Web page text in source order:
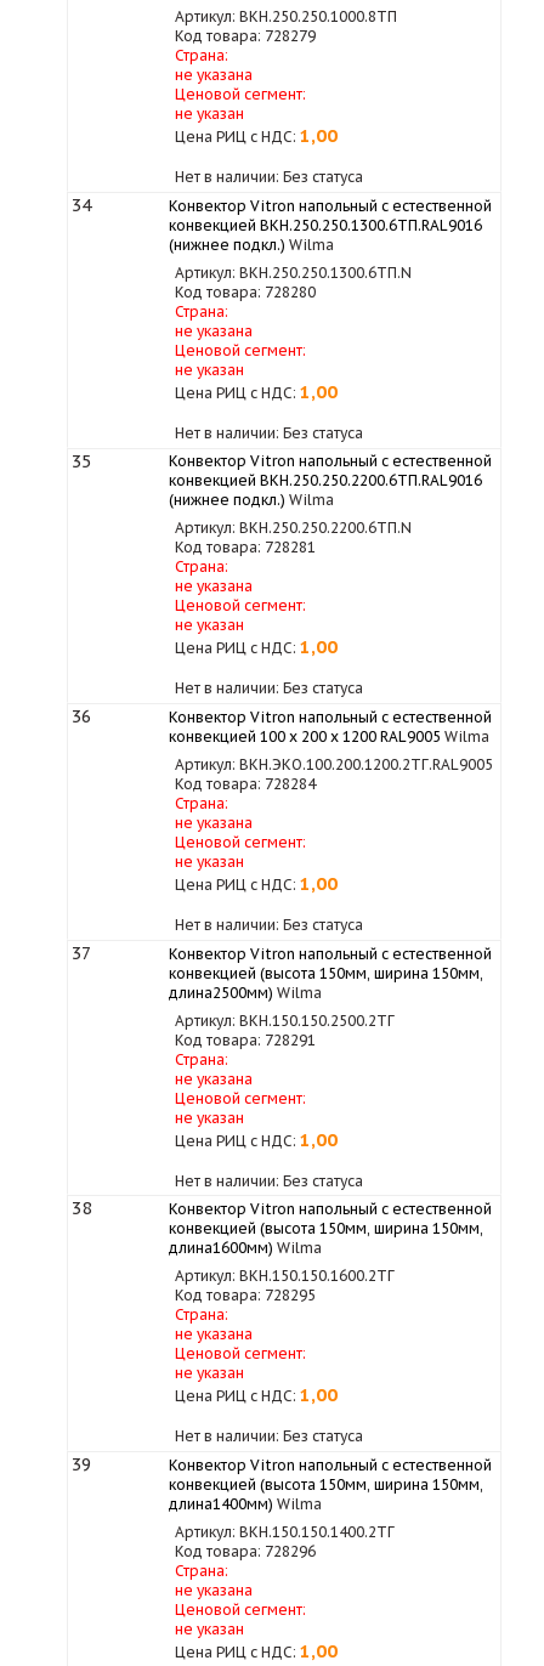
Артикул: ВКН.250.250.1000.8ТП
Код товара: 728279
Страна:
не указана
Ценовой сегмент:
не указан
Цена РИЦ с НДС: 1,00
Нет в наличии: Без статуса
34
Конвектор Vitron напольный с естественной
конвекцией ВКН.250.250.1300.6ТП.RAL9016
(нижнее подкл.) Wilma
Артикул: ВКН.250.250.1300.6ТП.N
Код товара: 728280
Страна:
не указана
Ценовой сегмент:
не указан
Цена РИЦ с НДС: 1,00
Нет в наличии: Без статуса
35
Конвектор Vitron напольный с естественной
конвекцией ВКН.250.250.2200.6ТП.RAL9016
(нижнее подкл.) Wilma
Артикул: ВКН.250.250.2200.6ТП.N
Код товара: 728281
Страна:
не указана
Ценовой сегмент:
не указан
Цена РИЦ с НДС: 1,00
Нет в наличии: Без статуса
36
Конвектор Vitron напольный с естественной
конвекцией 100 х 200 х 1200 RAL9005 Wilma
Артикул: ВКН.ЭКО.100.200.1200.2ТГ.RAL9005
Код товара: 728284
Страна:
не указана
Ценовой сегмент:
не указан
Цена РИЦ с НДС: 1,00
Нет в наличии: Без статуса
37
Конвектор Vitron напольный с естественной
конвекцией (высота 150мм, ширина 150мм,
длина2500мм) Wilma
Артикул: ВКН.150.150.2500.2ТГ
Код товара: 728291
Страна:
не указана
Ценовой сегмент:
не указан
Цена РИЦ с НДС: 1,00
Нет в наличии: Без статуса
38
Конвектор Vitron напольный с естественной
конвекцией (высота 150мм, ширина 150мм,
длина1600мм) Wilma
Артикул: ВКН.150.150.1600.2ТГ
Код товара: 728295
Страна:
не указана
Ценовой сегмент:
не указан
Цена РИЦ с НДС: 1,00
Нет в наличии: Без статуса
39
Конвектор Vitron напольный с естественной
конвекцией (высота 150мм, ширина 150мм,
длина1400мм) Wilma
Артикул: ВКН.150.150.1400.2ТГ
Код товара: 728296
Страна:
не указана
Ценовой сегмент:
не указан
Цена РИЦ с НДС: 1,00